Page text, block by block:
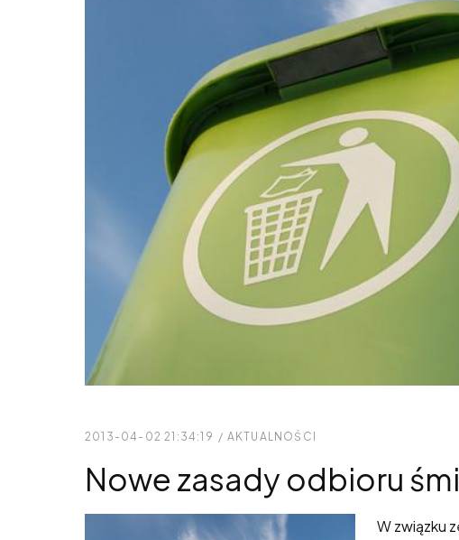
2013-04-02 21:34:19 / AKTUALNOŚCI
Nowe zasady odbioru
W związku